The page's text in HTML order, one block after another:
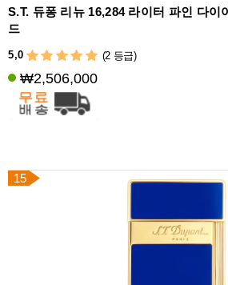
S.T. 듀퐁 리뉴 16,284 라이터 파인 다이
드
5,0 (2 등급)
₩2,506,000
15